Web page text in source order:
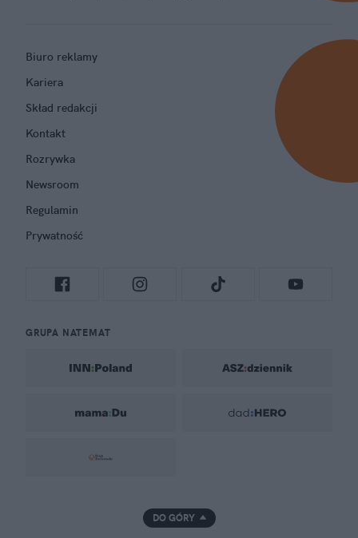
Biuro reklamy
Kariera
Skład redakcji
Kontakt
Rozrywka
Newsroom
Regulamin
Prywatność
GRUPA NATEMAT
DO GÓRY